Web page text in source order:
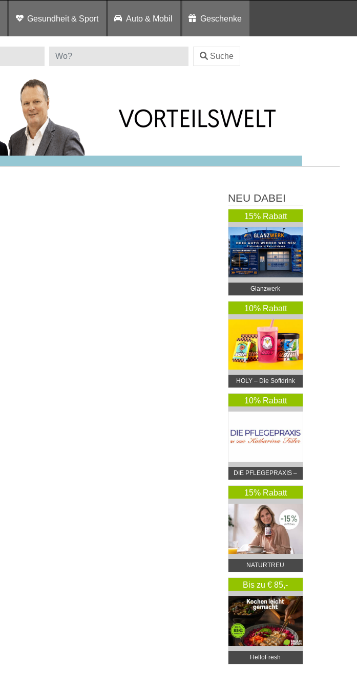
Gesundheit & Sport Auto & Mobil Geschenke
Suche
NEU DABEI
15% Rabatt
Glanzwerk
Autoreinigung
10% Rabatt
HOLY – Die Softdrink
Revolution
10% Rabatt
DIE PFLEGEPRAXIS –
by DGKP Katharina
Fister
15% Rabatt
NATURTREU
Bis zu € 85,-
Rabatt
HelloFresh